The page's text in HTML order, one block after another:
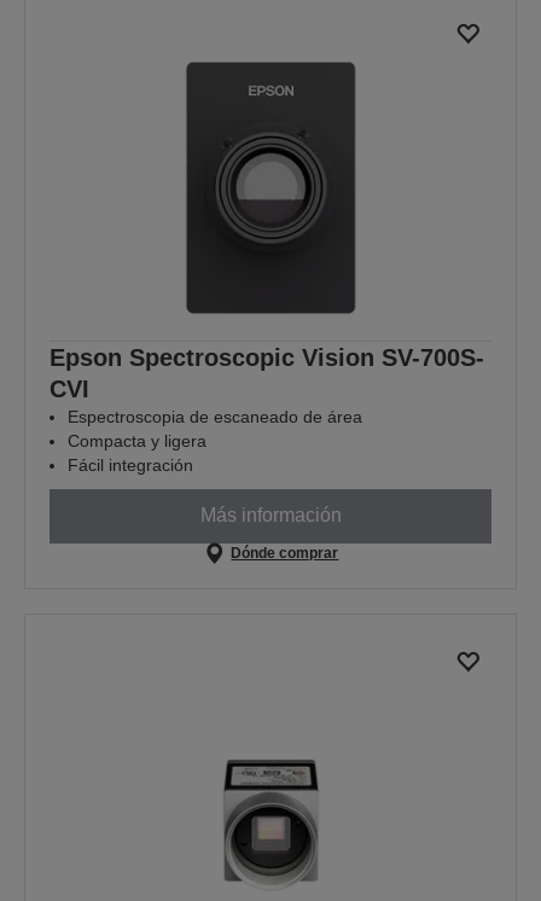
Epson Spectroscopic Vision SV-700S-
CVI
Espectroscopia de escaneado de área
Compacta y ligera
Fácil integración
Más información
Dónde comprar